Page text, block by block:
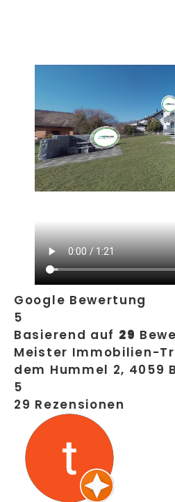
Google Bewertung
5
Basierend auf 29
Meister Immobilien-
dem Hummel 2, 4059
5
29 Rezensionen